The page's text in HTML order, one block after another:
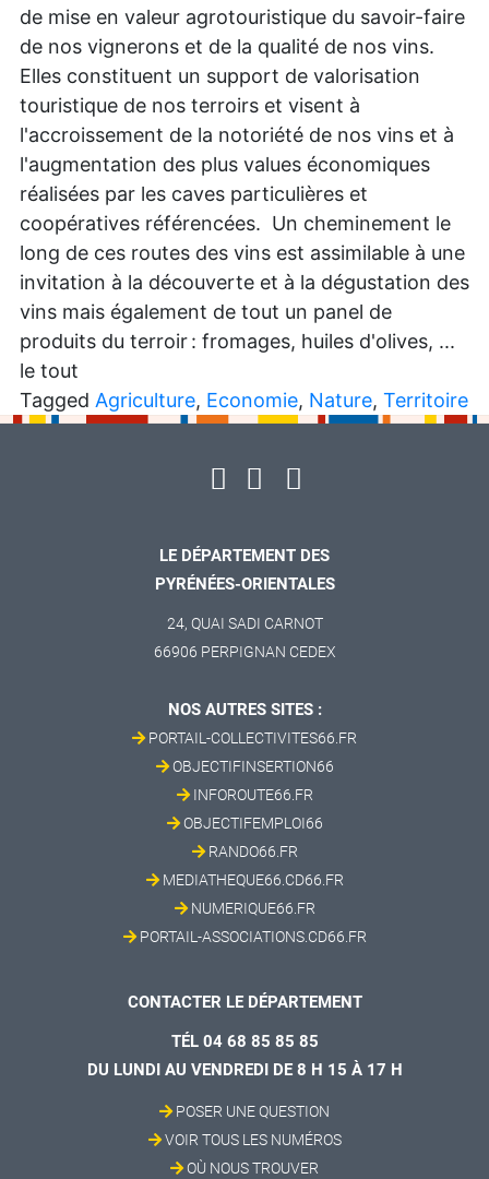
de mise en valeur agrotouristique du savoir-faire
de nos vignerons et de la qualité de nos vins.
Elles constituent un support de valorisation
touristique de nos terroirs et visent à
l'accroissement de la notoriété de nos vins et à
l'augmentation des plus values économiques
réalisées par les caves particulières et
coopératives référencées. Un cheminement le
long de ces routes des vins est assimilable à une
invitation à la découverte et à la dégustation des
vins mais également de tout un panel de
produits du terroir : fromages, huiles d'olives, ...
le tout
Tagged Agriculture, Economie, Nature, Territoire
LE DÉPARTEMENT DES
PYRÉNÉES-ORIENTALES
24, QUAI SADI CARNOT
66906 PERPIGNAN CEDEX
NOS AUTRES SITES :
PORTAIL-COLLECTIVITES66.FR
OBJECTIFINSERTION66
INFOROUTE66.FR
OBJECTIFEMPLOI66
RANDO66.FR
MEDIATHEQUE66.CD66.FR
NUMERIQUE66.FR
PORTAIL-ASSOCIATIONS.CD66.FR
CONTACTER LE DÉPARTEMENT
TÉL 04 68 85 85 85
DU LUNDI AU VENDREDI DE 8 H 15 À 17 H
POSER UNE QUESTION
VOIR TOUS LES NUMÉROS
OÙ NOUS TROUVER